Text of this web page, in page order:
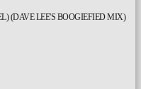
(DAVE LEE'S BOOGIEFIED MIX)